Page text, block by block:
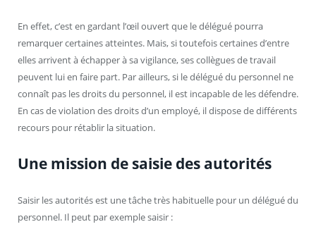
En effet, c’est en gardant l’œil ouvert que le délégué pourra
remarquer certaines atteintes. Mais, si toutefois certaines d’entre
elles arrivent à échapper à sa vigilance, ses collègues de travail
peuvent lui en faire part. Par ailleurs, si le délégué du personnel ne
connaît pas les droits du personnel, il est incapable de les défendre.
En cas de violation des droits d’un employé, il dispose de différents
recours pour rétablir la situation.
Une mission de saisie des autorités
Saisir les autorités est une tâche très habituelle pour un délégué du
personnel. Il peut par exemple saisir :